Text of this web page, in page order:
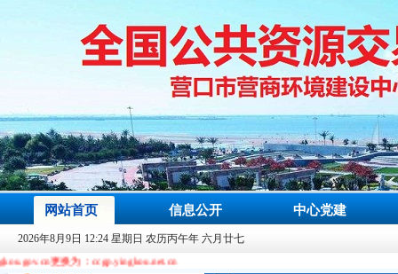
网站首页 信息公开 中心党建
2026年8月9日 12:24 星期日 农历丙午年 六月廿七
换为：ccgp.yingkou.net.cn